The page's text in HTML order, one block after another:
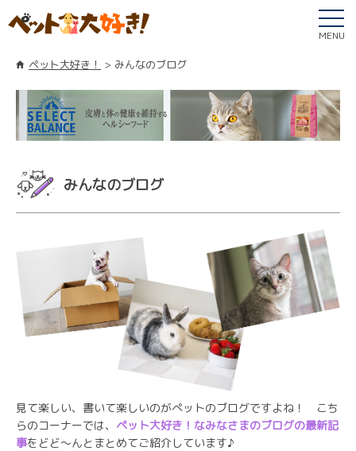
MENU
ペット大好き！ みんなのブログ
みんなのブログ
見て楽しい、書いて楽しいのがぺットのブログですよね！ こち
らのコーナーでは、 ペット大好き！なみなさまのブログの最新記
事をどど～んとまとめてご紹介しています♪